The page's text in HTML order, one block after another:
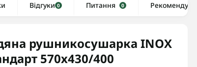
Рушникосушки водяні
Відгуки 0 Питання 0 Рекомендуємо
рушникосушарка INOX
570х430/400